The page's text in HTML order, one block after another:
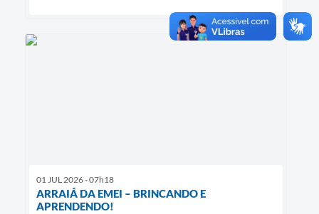
01 JUL 2026 - 07h18
ARRAIÁ DA EMEI – BRINCANDO E
APRENDENDO!